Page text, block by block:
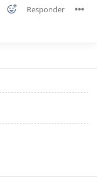
Responder